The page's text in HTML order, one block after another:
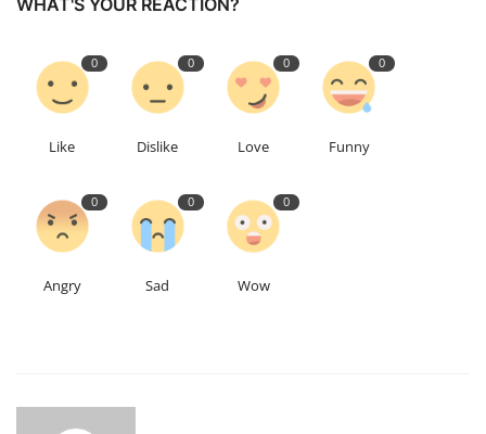
उत्तर प्रदेश
0
Like
0
Dislike
0
Love
0
Funny
0
Angry
0
Sad
0
Wow